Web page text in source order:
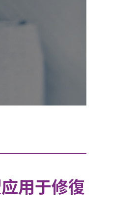
用于修復